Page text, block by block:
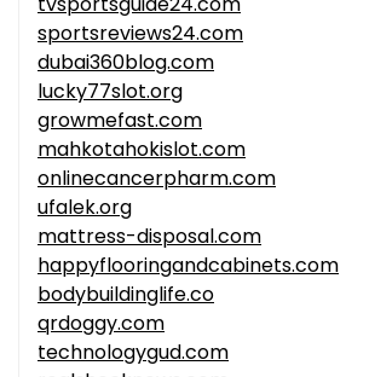
sportsreviews24.com
dubai360blog.com
lucky77slot.org
growmefast.com
mahkotahokislot.com
onlinecancerpharm.com
ufalek.org
mattress-disposal.com
happyflooringandcabinets.com
bodybuildinglife.co
qrdoggy.com
technologygud.com